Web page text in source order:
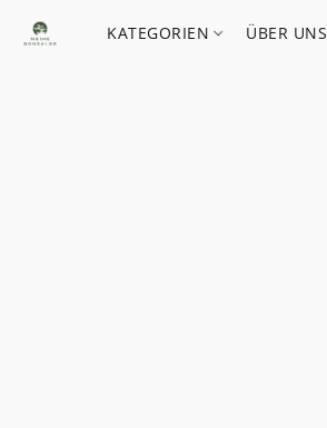
KATEGORIEN ÜBER UNS